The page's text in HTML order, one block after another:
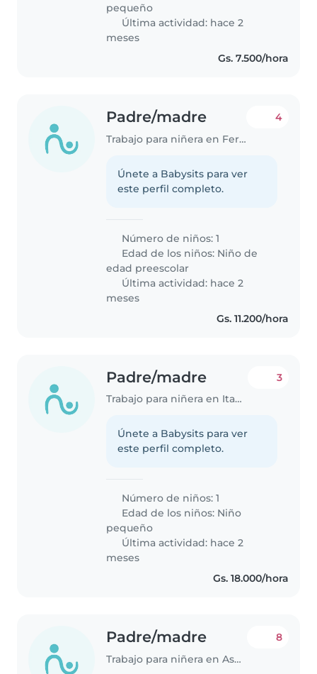
pequeño
Última actividad: hace 2
meses
Gs. 7.500/hora
Padre/madre
Trabajo para niñera en Fernando de la Mora
4
Únete a Babysits para ver
este perfil completo.
Número de niños: 1
Edad de los niños: Niño de
edad preescolar
Última actividad: hace 2
meses
Gs. 11.200/hora
Padre/madre
Trabajo para niñera en Itauguá
3
Únete a Babysits para ver
este perfil completo.
Número de niños: 1
Edad de los niños: Niño
pequeño
Última actividad: hace 2
meses
Gs. 18.000/hora
Padre/madre
Trabajo para niñera en Asunción
8